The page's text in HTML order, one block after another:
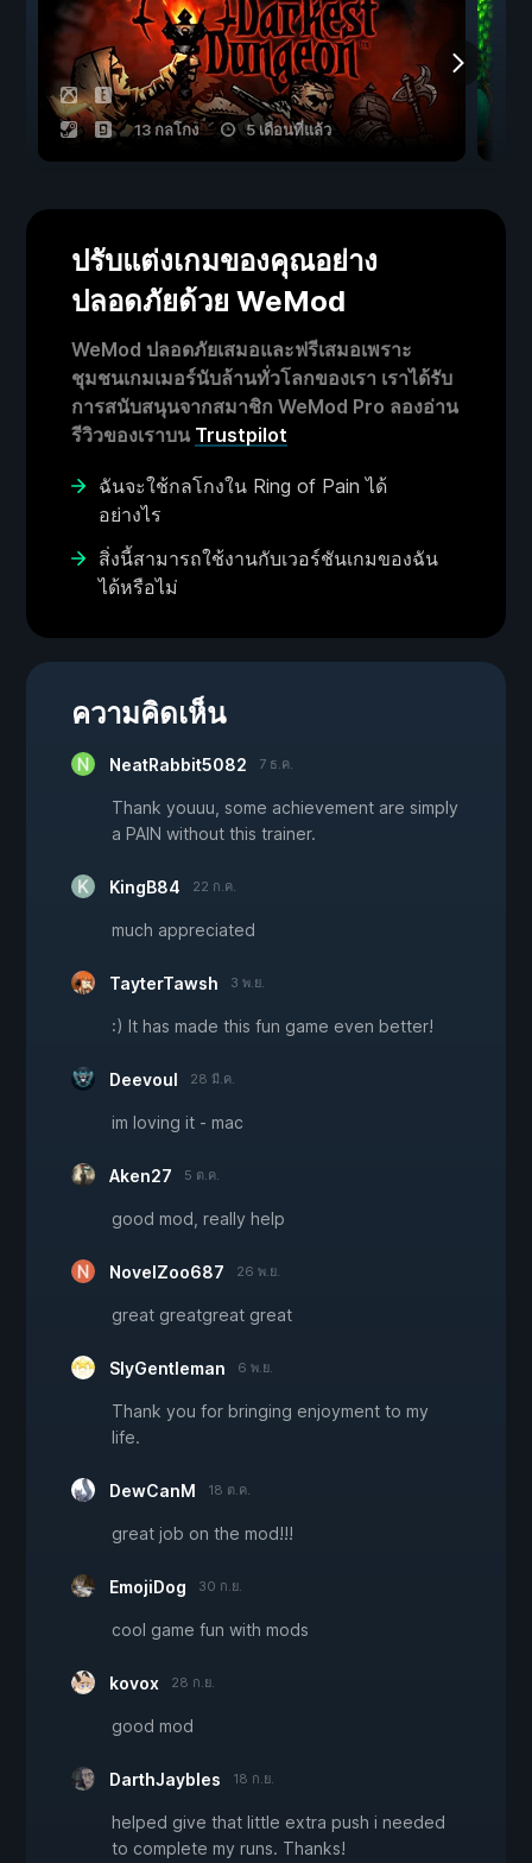
13 กลโกง 5 เดือนที่แล้ว
ปรับแต่งเกมของคุณอย่าง
ปลอดภัยด้วย WeMod
WeMod ปลอดภัยเสมอและฟรีเสมอเพราะ
ชุมชนเกมเมอร์นับล้านทั่วโลกของเรา เราได้รับ
การสนับสนุนจากสมาชิก WeMod Pro ลองอ่าน
รีวิวของเราบน Trustpilot
ฉันจะใช้กลโกงใน Ring of Pain ได้
อย่างไร
สิ่งนี้สามารถใช้งานกับเวอร์ชันเกมของฉัน
ได้หรือไม่
ความคิดเห็น
NeatRabbit5082 7 ธ.ค.
Thank youuu, some achievement are simply
a PAIN without this trainer.
KingB84 22 ก.ค.
much appreciated
TayterTawsh 3 พ.ย.
:) It has made this fun game even better!
Deevoul 28 มี.ค.
im loving it - mac
Aken27 5 ต.ค.
good mod, really help
NovelZoo687 26 พ.ย.
great greatgreat great
SlyGentleman 6 พ.ย.
Thank you for bringing enjoyment to my
life.
DewCanM 18 ต.ค.
great job on the mod!!!
EmojiDog 30 ก.ย.
cool game fun with mods
kovox 28 ก.ย.
good mod
DarthJaybles 18 ก.ย.
helped give that little extra push i needed
to complete my runs. Thanks!